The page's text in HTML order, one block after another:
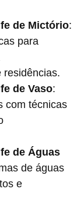
de Mictório:
para
residências.
de Vaso:
com técnicas
de Águas
de águas
e